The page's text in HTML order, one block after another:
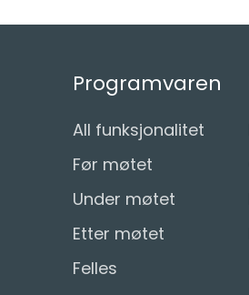
Programvaren
All funksjonalitet
Før møtet
Under møtet
Etter møtet
Felles